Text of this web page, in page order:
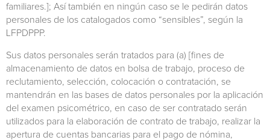
familiares.]; Así también en ningún caso se le pedirán datos
personales de los catalogados como “sensibles”, según la
LFPDPPP.
Sus datos personales serán tratados para (a) [fines de
almacenamiento de datos en bolsa de trabajo, proceso de
reclutamiento, selección, colocación o contratación, se
mantendrán en las bases de datos personales por la aplicación
del examen psicométrico, en caso de ser contratado serán
utilizados para la elaboración de contrato de trabajo, realizar la
apertura de cuentas bancarias para el pago de nómina,